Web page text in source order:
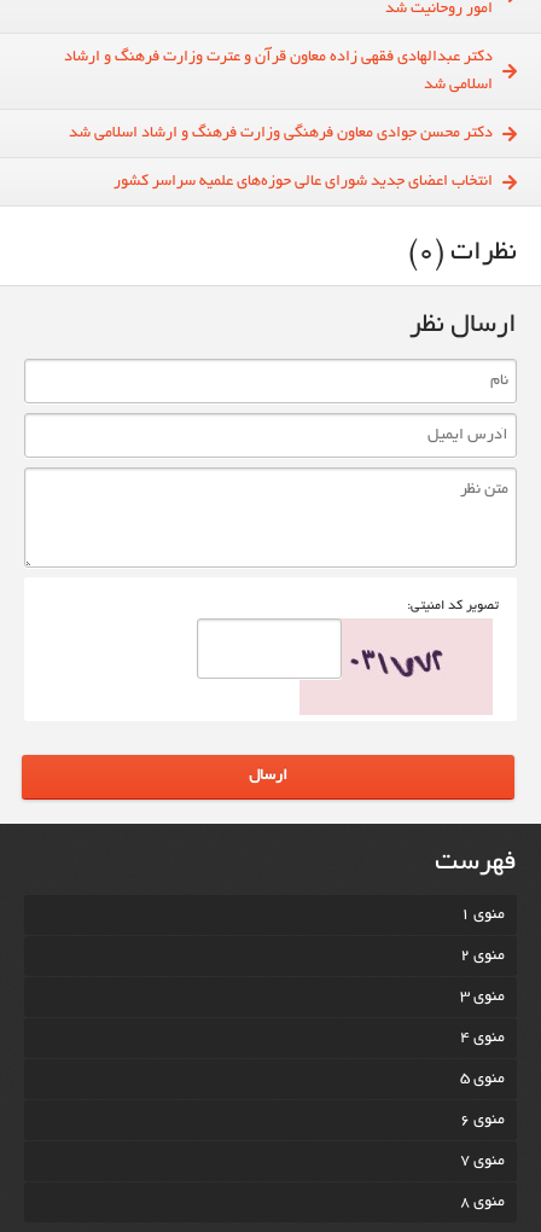
امور روحانیت شد
دکتر عبدالهادی فقهی زاده معاون قرآن و عترت وزارت فرهنگ و ارشاد
اسلامی شد
دکتر محسن جوادی معاون فرهنگی وزارت فرهنگ و ارشاد اسلامی شد
انتخاب اعضای جدید شورای عالی حوزه‌های علمیه سراسر کشور
نظرات (0)
ارسال نظر
تصوير کد امنيتی:
ارسال
فهرست
منوی 1
منوی 2
منوی 3
منوی 4
منوی 5
منوی 6
منوی 7
منوی 8